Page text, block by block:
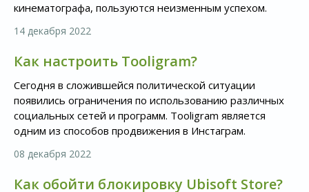
кинематографа, пользуются неизменным успехом.
14 декабря 2022
Как настроить Tooligram?
Сегодня в сложившейся политической ситуации
появились ограничения по использованию различных
социальных сетей и программ. Tooligram является
одним из способов продвижения в Инстаграм.
08 декабря 2022
Как обойти блокировку Ubisoft Store?